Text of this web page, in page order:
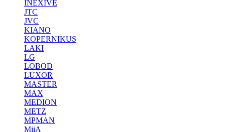
INEXIVE
JTC
JVC
KIANO
KOPERNIKUS
LAKI
LG
LOBOD
LUXOR
MASTER
MAX
MEDION
METZ
MPMAN
MiiA